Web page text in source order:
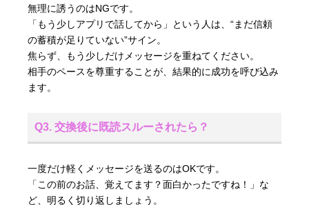
無理に誘うのはNGです。
「もう少しアプリで話してから」という人は、“まだ信頼
の蓄積が足りていない”サイン。
焦らず、もう少しだけメッセージを重ねてください。
相手のペースを尊重することが、結果的に成功を呼び込み
ます。
Q3. 交換後に既読スルーされたら？
一度だけ軽くメッセージを送るのはOKです。
「この前のお話、覚えてます？面白かったですね！」な
ど、明るく切り返しましょう。